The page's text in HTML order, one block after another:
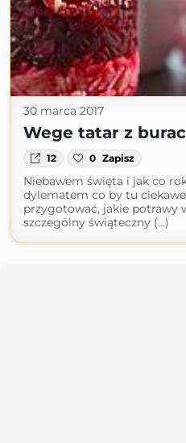
30 marca 2017
Wege tatar z
12 0 Zapisz
Niebawem święta i jak co
dylematem co by tu
przygotować, jakie potrawy
szczególny świąteczny (...)